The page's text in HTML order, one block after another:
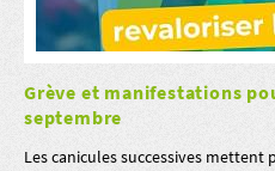
Grève et manifestations
septembre
Les canicules successives